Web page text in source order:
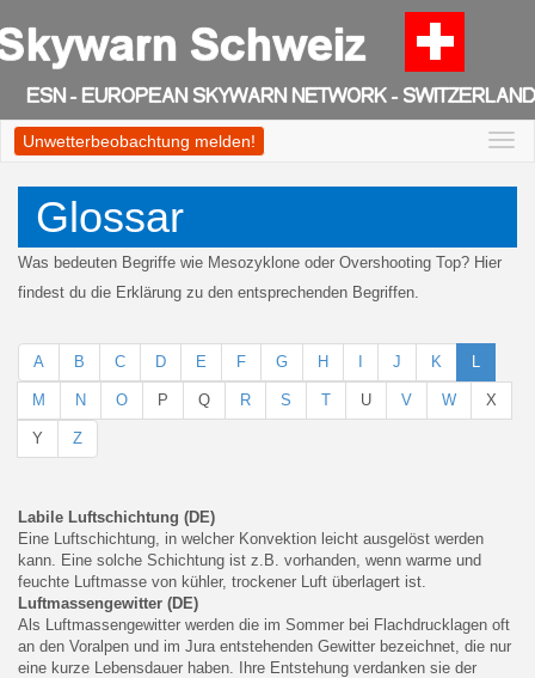
Unwetterbeobachtung melden!
Glossar
Was bedeuten Begriffe wie Mesozyklone oder Overshooting Top? Hier
findest du die Erklärung zu den entsprechenden Begriffen.
A B C D E F G H J K L
M N O P Q R S T U V W X
Y Z
Labile Luftschichtung (DE)
Eine Luftschichtung, in welcher Konvektion leicht ausgelöst werden
kann. Eine solche Schichtung ist z.B. vorhanden, wenn warme und
feuchte Luftmasse von kühler, trockener Luft überlagert ist.
Luftmassengewitter (DE)
Als Luftmassengewitter werden die im Sommer bei Flachdrucklagen oft
an den Voralpen und im Jura entstehenden Gewitter bezeichnet, die nur
eine kurze Lebensdauer haben. Ihre Entstehung verdanken sie der